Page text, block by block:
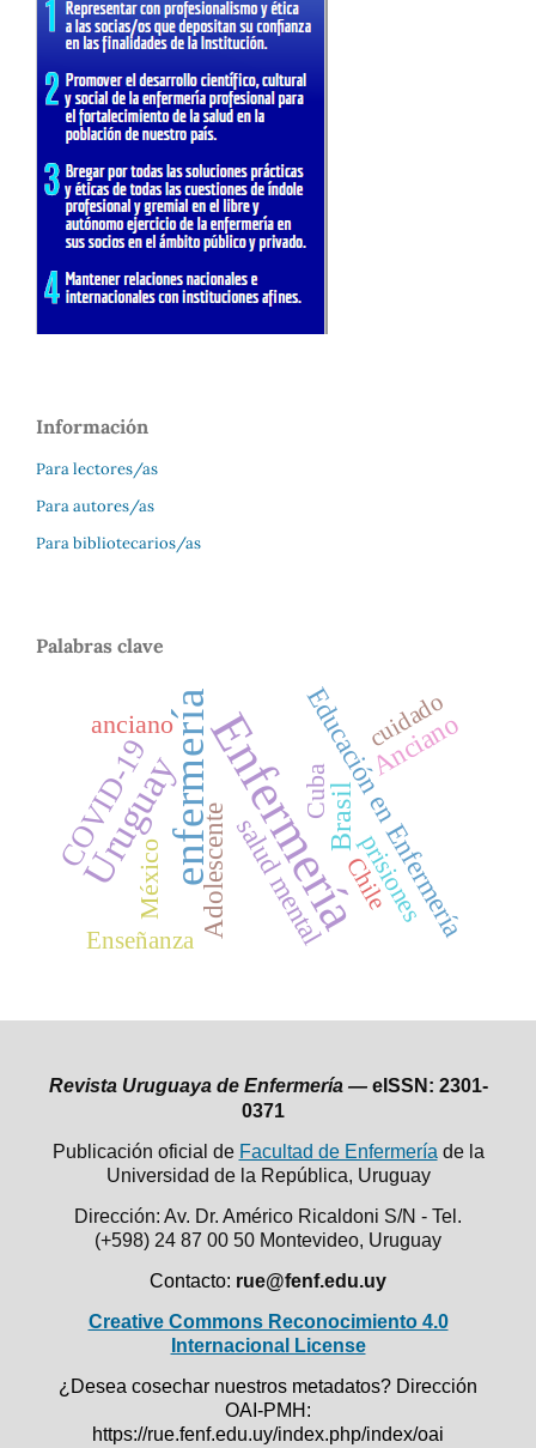
Información
Para lectores/as
Para autores/as
Para bibliotecarios/as
Palabras clave
Enfermería
enfermería
Uruguay
COVID-19 Brasil
Adolescente Educación en Enfermería
Anciano
salud mental prisiones
México
Cuba
anciano
Enseñanza
Chile
cuidado
Revista Uruguaya de Enfermería — eISSN: 2301-
0371
Publicación oficial de Facultad de Enfermería de la
Universidad de la República, Uruguay
Dirección: Av. Dr. Américo Ricaldoni S/N - Tel.
(+598) 24 87 00 50 Montevideo, Uruguay
Contacto: rue@fenf.edu.uy
Creative Commons Reconocimiento 4.0
Internacional License
¿Desea cosechar nuestros metadatos? Dirección
OAI-PMH:
https://rue.fenf.edu.uy/index.php/index/oai